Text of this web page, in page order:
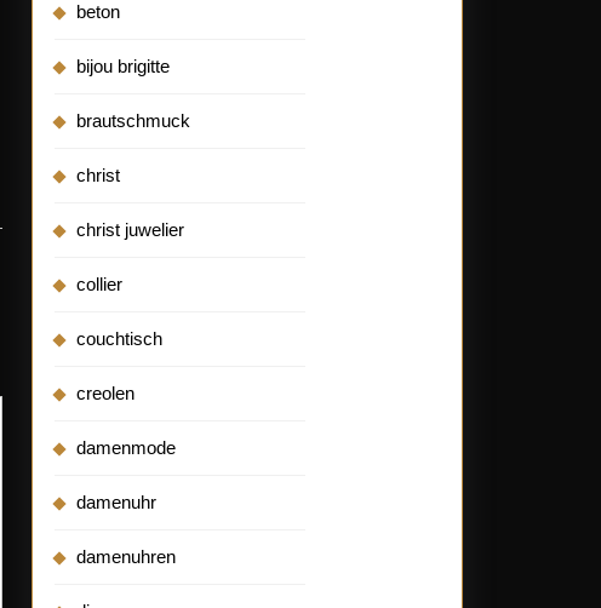
beton
bijou brigitte
brautschmuck
christ
christ juwelier
collier
couchtisch
creolen
damenmode
damenuhr
damenuhren